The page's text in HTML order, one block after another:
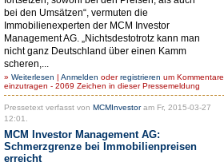
bei den Umsätzen“, vermuten die
Immobilienexperten der MCM Investor
Management AG. „Nichtsdestotrotz kann man
nicht ganz Deutschland über einen Kamm
scheren,...
» Weiterlesen | Anmelden oderregistrieren um Kommentare
einzutragen - 2069 Zeichen in dieser Pressemeldung
Pressetext verfasst von MCMInvestoram Fr, 2015-03-27
12:01.
MCM Investor Management AG:
Schmerzgrenze bei Immobilienpreisen
erreicht